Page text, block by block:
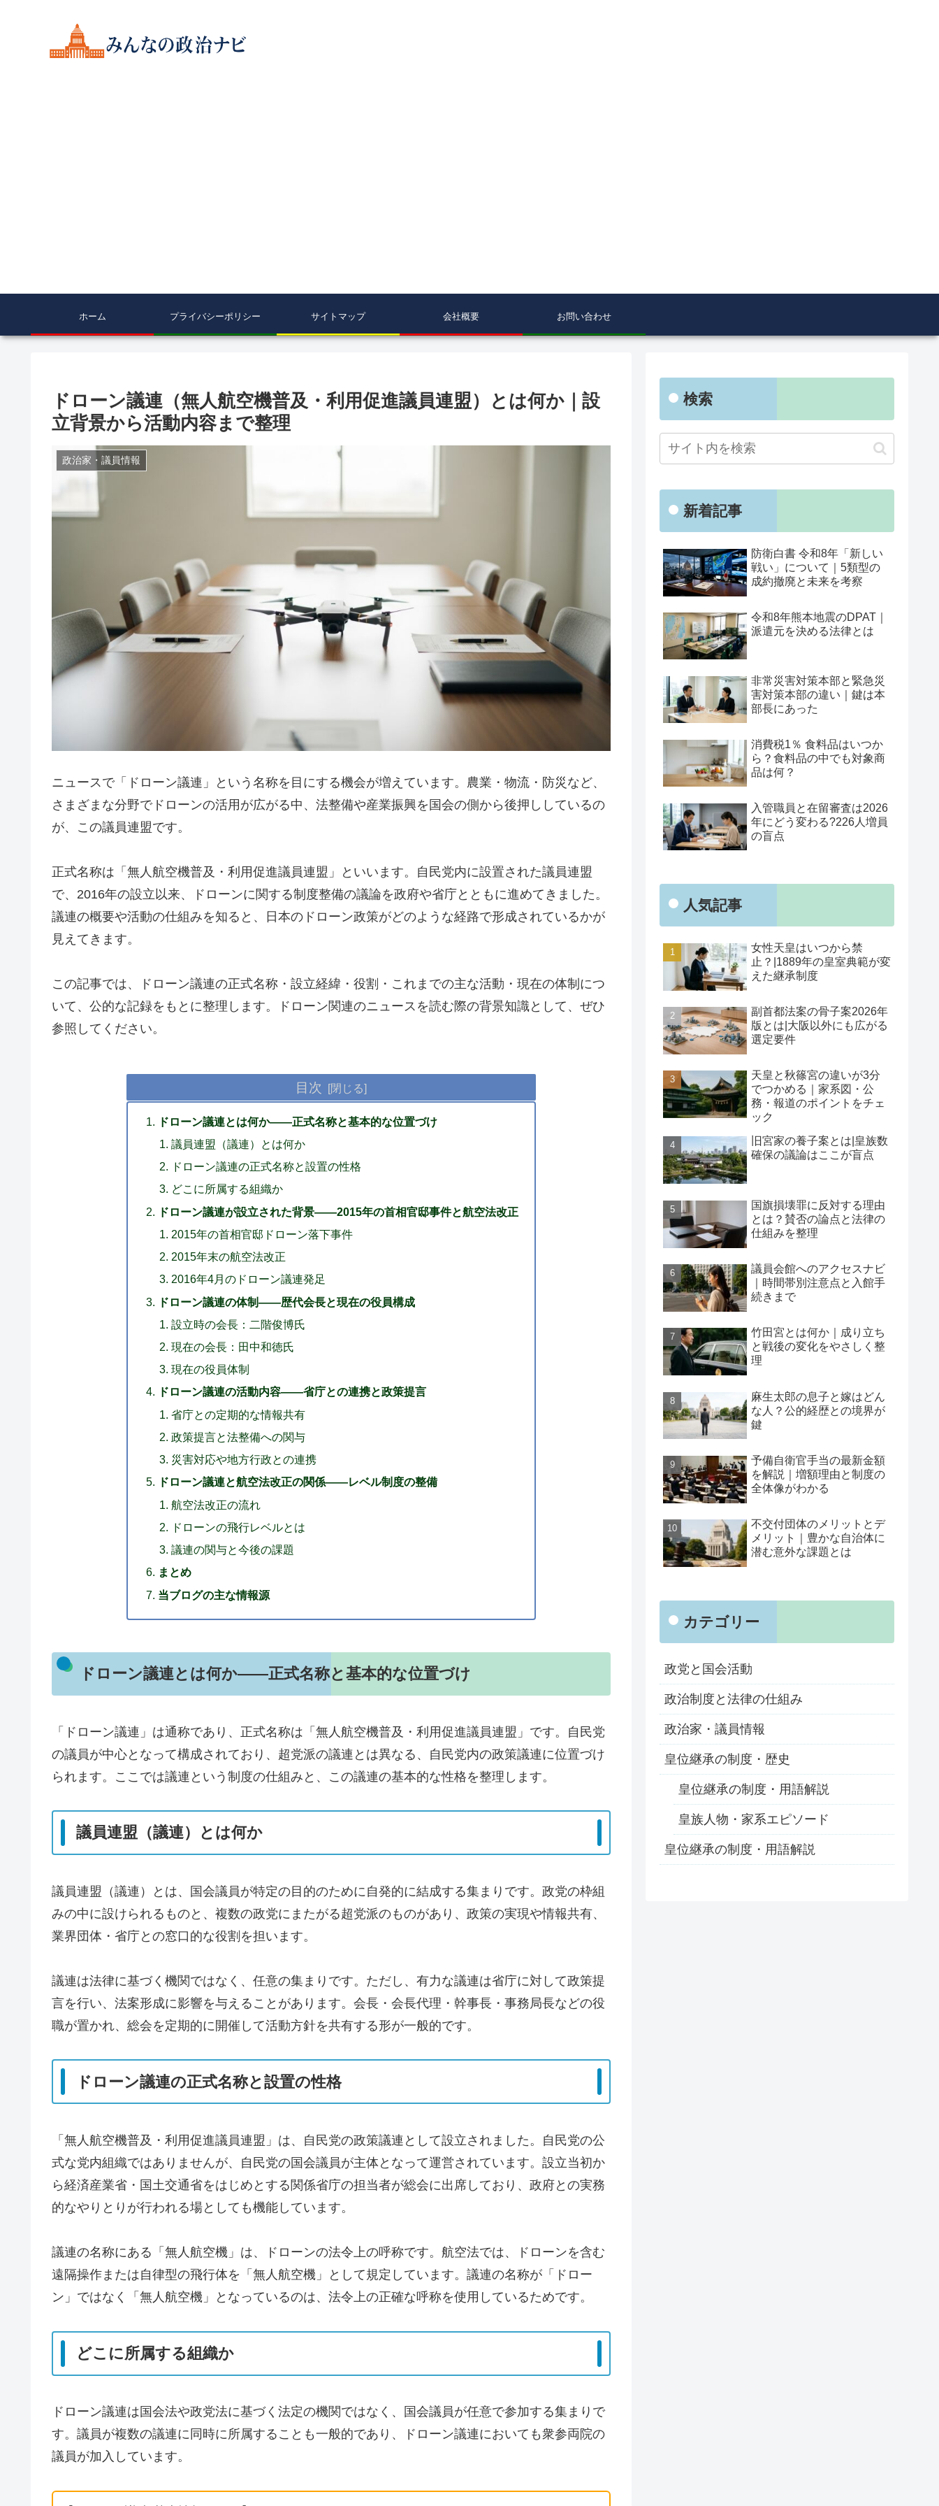
ホーム プライバシーポリシー サイトマップ 会社概要 お問い合わせ
ドローン議連（無人航空機普及・利用促進議員連盟）とは何か｜設
立背景から活動内容まで整理
政治家・議員情報
ニュースで「ドローン議連」という名称を目にする機会が増えています。農業・物流・防災など、
さまざまな分野でドローンの活用が広がる中、法整備や産業振興を国会の側から後押ししているの
が、この議員連盟です。
正式名称は「無人航空機普及・利用促進議員連盟」といいます。自民党内に設置された議員連盟
で、2016年の設立以来、ドローンに関する制度整備の議論を政府や省庁とともに進めてきました。
議連の概要や活動の仕組みを知ると、日本のドローン政策がどのような経路で形成されているかが
見えてきます。
この記事では、ドローン議連の正式名称・設立経緯・役割・これまでの主な活動・現在の体制につ
いて、公的な記録をもとに整理します。ドローン関連のニュースを読む際の背景知識として、ぜひ
参照してください。
目次
ドローン議連とは何か——正式名称と基本的な位置づけ
議員連盟（議連）とは何か
ドローン議連の正式名称と設置の性格
どこに所属する組織か
ドローン議連が設立された背景——2015年の首相官邸事件と航空法改正
2015年の首相官邸ドローン落下事件
2015年末の航空法改正
2016年4月のドローン議連発足
ドローン議連の体制——歴代会長と現在の役員構成
設立時の会長：二階俊博氏
現在の会長：田中和徳氏
現在の役員体制
ドローン議連の活動内容——省庁との連携と政策提言
省庁との定期的な情報共有
政策提言と法整備への関与
災害対応や地方行政との連携
ドローン議連と航空法改正の関係——レベル制度の整備
航空法改正の流れ
ドローンの飛行レベルとは
議連の関与と今後の課題
まとめ
当ブログの主な情報源
ドローン議連とは何か——正式名称と基本的な位置づけ
「ドローン議連」は通称であり、正式名称は「無人航空機普及・利用促進議員連盟」です。自民党
の議員が中心となって構成されており、超党派の議連とは異なる、自民党内の政策議連に位置づけ
られます。ここでは議連という制度の仕組みと、この議連の基本的な性格を整理します。
議員連盟（議連）とは何か
議員連盟（議連）とは、国会議員が特定の目的のために自発的に結成する集まりです。政党の枠組
みの中に設けられるものと、複数の政党にまたがる超党派のものがあり、政策の実現や情報共有、
業界団体・省庁との窓口的な役割を担います。
議連は法律に基づく機関ではなく、任意の集まりです。ただし、有力な議連は省庁に対して政策提
言を行い、法案形成に影響を与えることがあります。会長・会長代理・幹事長・事務局長などの役
職が置かれ、総会を定期的に開催して活動方針を共有する形が一般的です。
ドローン議連の正式名称と設置の性格
「無人航空機普及・利用促進議員連盟」は、自民党の政策議連として設立されました。自民党の公
式な党内組織ではありませんが、自民党の国会議員が主体となって運営されています。設立当初か
ら経済産業省・国土交通省をはじめとする関係省庁の担当者が総会に出席しており、政府との実務
的なやりとりが行われる場としても機能しています。
議連の名称にある「無人航空機」は、ドローンの法令上の呼称です。航空法では、ドローンを含む
遠隔操作または自律型の飛行体を「無人航空機」として規定しています。議連の名称が「ドロー
ン」ではなく「無人航空機」となっているのは、法令上の正確な呼称を使用しているためです。
どこに所属する組織か
ドローン議連は国会法や政党法に基づく法定の機関ではなく、国会議員が任意で参加する集まりで
す。議員が複数の議連に同時に所属することも一般的であり、ドローン議連においても衆参両院の
議員が加入しています。
検索
新着記事
防衛白書 令和8年「新しい
戦い」について｜5類型の
成約撤廃と未来を考察
令和8年熊本地震のDPAT｜
派遣元を決める法律とは
非常災害対策本部と緊急災
害対策本部の違い｜鍵は本
部長にあった
消費税1％ 食料品はいつか
ら？食料品の中でも対象商
品は何？
入管職員と在留審査は2026
年にどう変わる?226人増員
の盲点
人気記事
女性天皇はいつから禁
止？|1889年の皇室典範が変
えた継承制度
副首都法案の骨子案2026年
版とは|大阪以外にも広がる
選定要件
天皇と秋篠宮の違いが3分
でつかめる｜家系図・公
務・報道のポイントをチェ
ック
旧宮家の養子案とは|皇族数
確保の議論はここが盲点
国旗損壊罪に反対する理由
とは？賛否の論点と法律の
仕組みを整理
議員会館へのアクセスナビ
｜時間帯別注意点と入館手
続きまで
竹田宮とは何か｜成り立ち
と戦後の変化をやさしく整
理
麻生太郎の息子と嫁はどん
な人？公的経歴との境界が
鍵
予備自衛官手当の最新金額
を解説｜増額理由と制度の
全体像がわかる
不交付団体のメリットとデ
メリット｜豊かな自治体に
潜む意外な課題とは
カテゴリー
政党と国会活動
政治制度と法律の仕組み
政治家・議員情報
皇位継承の制度・歴史
皇位継承の制度・用語解説
皇族人物・家系エピソード
皇位継承の制度・用語解説